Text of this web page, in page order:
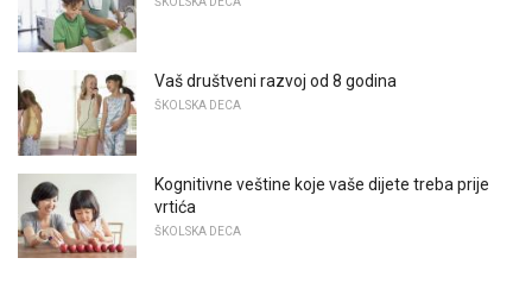
Vaš društveni razvoj od 8 godina
ŠKOLSKA DECA
Kognitivne veštine koje vaše dijete treba prije
vrtića
ŠKOLSKA DECA